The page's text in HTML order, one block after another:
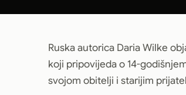
Ruska autorica Daria Wilke
koji pripovijeda o 14-
svojom obitelji i starijim